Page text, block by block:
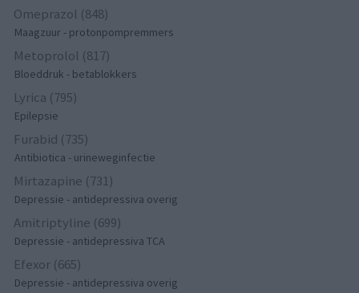
Omeprazol (848)
Maagzuur - protonpompremmers
Metoprolol (817)
Bloeddruk - betablokkers
Lyrica (795)
Epilepsie
Furabid (735)
Antibiotica - urineweginfectie
Mirtazapine (731)
Depressie - antidepressiva overig
Amitriptyline (699)
Depressie - antidepressiva TCA
Efexor (665)
Depressie - antidepressiva overig